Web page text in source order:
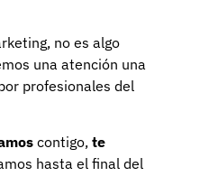
no es algo
una atención una
profesionales del
contigo, te
hasta el final del